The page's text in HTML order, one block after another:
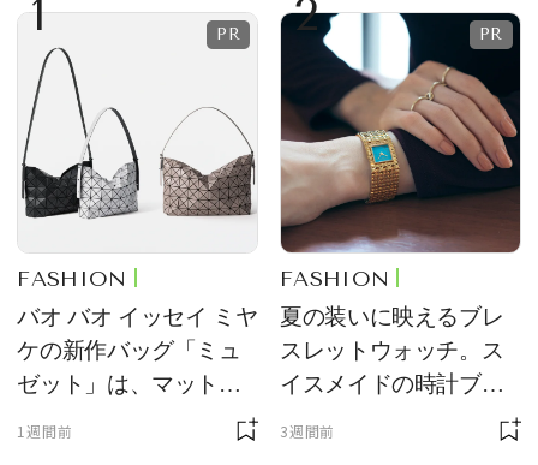
1
FASHION
バオ バオ イッセイ ミヤ
ケの新作バッグ「ミュ
ゼット」は、マットな
1週間前
2
FASHION
夏の装いに映えるブレ
スレットウォッチ。ス
イスメイドの時計ブラ
ンド【フレデリック・
3週間前